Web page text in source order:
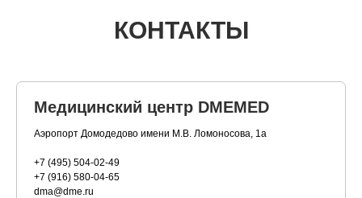
КОНТАКТЫ
Медицинский центр DMEMED
Аэропорт Домодедово имени М.В. Ломоносова, 1а
+7 (495) 504-02-49
+7 (916) 580-04-65
dma@dme.ru